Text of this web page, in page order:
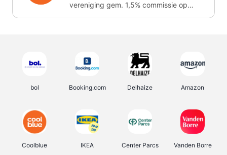
vereniging gem. 1,5% commissie op
bol Booking.com Delhaize Amazon
Coolblue IKEA Center Parcs Vanden Borre